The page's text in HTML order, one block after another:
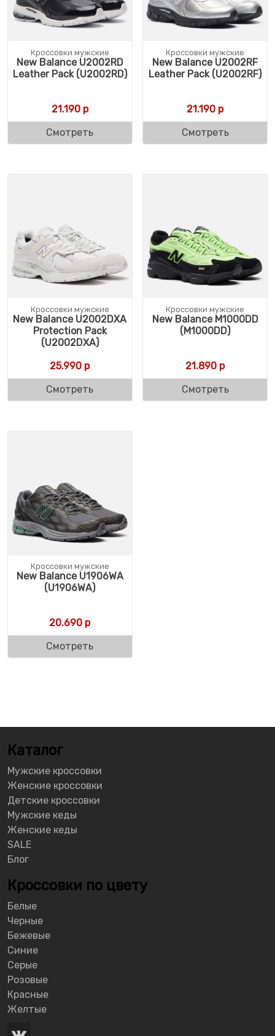
Кроссовки мужские
New Balance U2002RD
Leather Pack (U2002RD)
21.190р
Смотреть
Кроссовки мужские
New Balance U2002RF
Leather Pack (U2002RF)
21.190 р
Смотреть
Кроссовки мужские
New Balance U2002DXA
Protection Pack
(U2002DXA)
25.990 р
Смотреть
Кроссовки мужские
New Balance M1000DD
(M1000DD)
21.890 р
Смотреть
Кроссовки мужские
New Balance U1906WA
(U1906WA)
20.690 р
Смотреть
Каталог
Мужские кроссовки
Женские кроссовки
Детские кроссовки
Мужские кеды
Женские кеды
SALE
Блог
Кроссовки по цвету
Белые
Черные
Бежевые
Синие
Серые
Розовые
Красные
Желтые